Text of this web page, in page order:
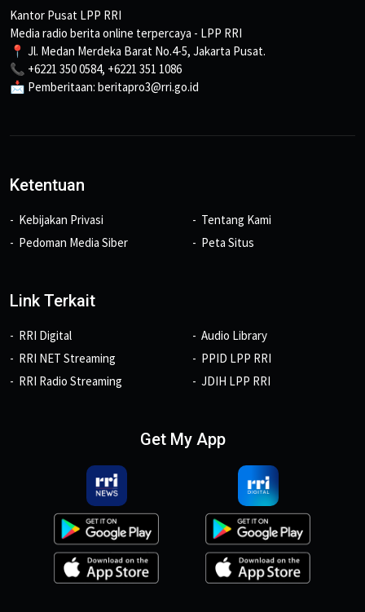
Kantor Pusat LPP RRI
Media radio berita online terpercaya - LPP RRI
📍 Jl. Medan Merdeka Barat No.4-5, Jakarta Pusat.
📞 +6221 350 0584, +6221 351 1086
📩 Pemberitaan: beritapro3@rri.go.id
Ketentuan
Kebijakan Privasi
Pedoman Media Siber
Tentang Kami
Peta Situs
Link Terkait
RRI Digital
RRI NET Streaming
RRI Radio Streaming
Audio Library
PPID LPP RRI
JDIH LPP RRI
Get My App